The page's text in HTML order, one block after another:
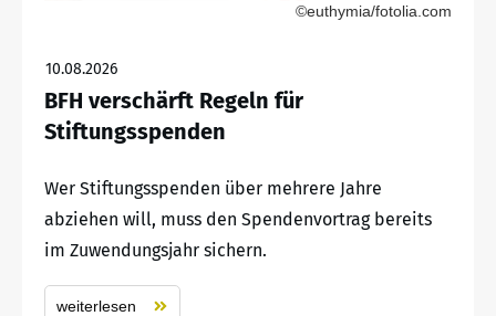
©euthymia/fotolia.com
10.08.2026
BFH verschärft Regeln für
Stiftungsspenden
Wer Stiftungsspenden über mehrere Jahre
abziehen will, muss den Spendenvortrag bereits
im Zuwendungsjahr sichern.
weiterlesen